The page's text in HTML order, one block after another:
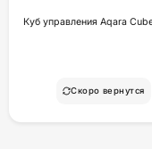
Куб управления Aqara
Скоро вернутся